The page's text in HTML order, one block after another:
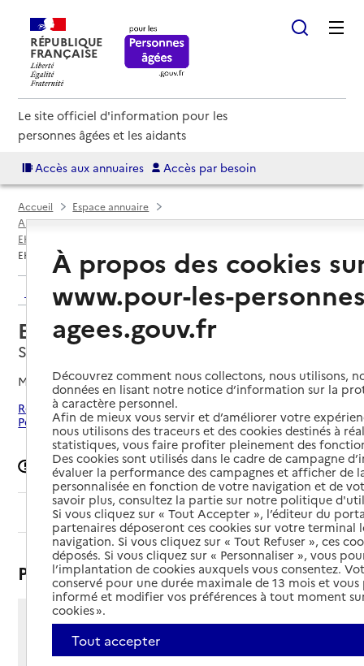
RÉPUBLIQUE
FRANÇAISE
Le site officiel d'information pour les
personnes âgées et les aidants
Accès aux annuaires Accès par besoin
Accueil
Espace annuaire
Annuaire EHPAD et maisons de retraite
EHPAD par département
EHPAD Résidence Chez Nous
Retour aux résultats de l'annuaire
EHPAD Résidence Chez Nous
Saint-Sulpice-la-Pointe, TARN
Mis à jour le02/01/2025
Rechercher les établissements autour de Saint-Sulpice-la-
Pointe
Signaler une erreur
Sommaire
Présentation
4 avenue Albert Camus
81370 - Saint-Sulpice-la-Pointe
À propos des cookies
www.pour-les-
agees.gouv.fr
Découvrez comment nous collectons, nous utilisons,
données en lisant notre notice d’information sur la
à caractère personnel.
Afin de mieux vous servir et d’améliorer votre
nous utilisons des traceurs et des cookies destinés à
statistiques, vous faire profiter pleinement des
Des cookies sont utilisés dans le cadre de campagne
évaluer la performance des campagnes et afficher de
personnalisée en fonction de votre navigation et de
savoir plus, consultez la partie sur notre politique
Si vous cliquez sur « Tout Accepter », l’éditeur du
partenaires déposeront ces cookies sur votre terminal
navigation. Si vous cliquez sur « Tout Refuser », ces
déposés. Si vous cliquez sur « Personnaliser », vous
l’implantation de cookies auxquels vous consentez.
conservé pour une durée maximale de 13 mois et
informé et modifier vos préférences à tout moment
cookies ».
Tout accepter